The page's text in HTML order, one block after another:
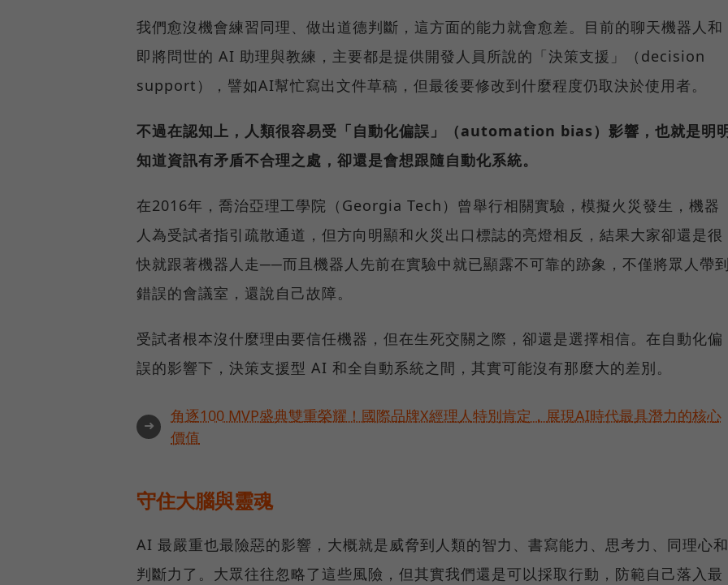
我們愈沒機會練習同理、做出道德判斷，這方面的能力就會愈差。目前的聊天機器人和
即將問世的 AI 助理與教練，主要都是提供開發人員所說的「決策支援」（decision
support），譬如AI幫忙寫出文件草稿，但最後要修改到什麼程度仍取決於使用者。
不過在認知上，人類很容易受「自動化偏誤」（automation bias）影響，也就是明
知道資訊有矛盾不合理之處，卻還是會想跟隨自動化系統。
在2016年，喬治亞理工學院（Georgia Tech）曾舉行相關實驗，模擬火災發生，機器
人為受試者指引疏散通道，但方向明顯和火災出口標誌的亮燈相反，結果大家卻還是很
快就跟著機器人走──而且機器人先前在實驗中就已顯露不可靠的跡象，不僅將眾人帶
錯誤的會議室，還說自己故障。
受試者根本沒什麼理由要信任機器，但在生死交關之際，卻還是選擇相信。在自動化偏
誤的影響下，決策支援型 AI 和全自動系統之間，其實可能沒有那麼大的差別。
➜
角逐100 MVP盛典雙重榮耀！國際品牌X經理人特別肯定，展現AI時代最具潛力的核心
價值
守住大腦與靈魂
AI 最嚴重也最險惡的影響，大概就是威脅到人類的智力、書寫能力、思考力、同理心和
判斷力了。大眾往往忽略了這些風險，但其實我們還是可以採取行動，防範自己落入最